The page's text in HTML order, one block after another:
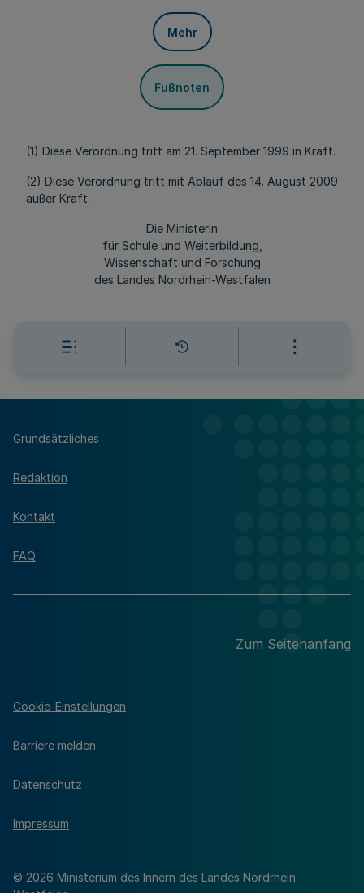
Mehr
Fußnoten
(1) Diese Verordnung tritt am 21. September 1999 in Kraft.
(2) Diese Verordnung tritt mit Ablauf des 14. August 2009
außer Kraft.
Die Ministerin
für Schule und Weiterbildung,
Wissenschaft und Forschung
des Landes Nordrhein-Westfalen
Grundsätzliches
Redaktion
Kontakt
FAQ
Zum Seitenanfang
© 2026 Ministerium des Innern des Landes Nordrhein-
Cookie-Einstellungen
Barriere melden
Datenschutz
Impressum